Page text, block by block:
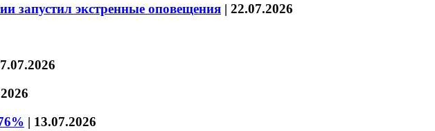
запустил экстренные оповещения | 22.07.2026
| 13.07.2026